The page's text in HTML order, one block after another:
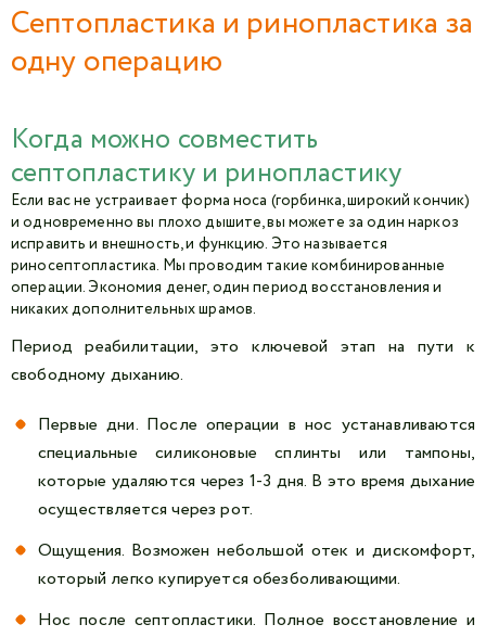
Септопластика и ринопластика за
одну операцию
Когда можно совместить
септопластику и ринопластику
Если вас не устраивает форма носа (горбинка, широкий кончик)
и одновременно вы плохо дышите, вы можете за один наркоз
исправить и внешность, и функцию. Это называется
риносептопластика. Мы проводим такие комбинированные
операции. Экономия денег, один период восстановления и
никаких дополнительных шрамов.
Период реабилитации, это ключевой этап на пути к
свободному дыханию.
Первые дни. После операции в нос устанавливаются
специальные силиконовые сплинты или тампоны,
которые удаляются через 1-3 дня. В это время дыхание
осуществляется через рот.
Ощущения. Возможен небольшой отек и дискомфорт,
который легко купируется обезболивающими.
Нос после септопластики. Полное восстановление и